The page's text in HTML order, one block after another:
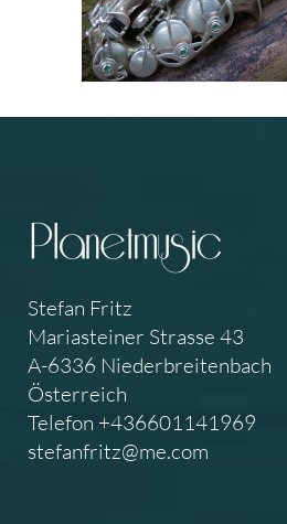
Stefan Fritz
Mariasteiner Strasse 43
A-6336 Niederbreitenbach
Österreich
Telefon +436601141969
stefanfritz@me.com